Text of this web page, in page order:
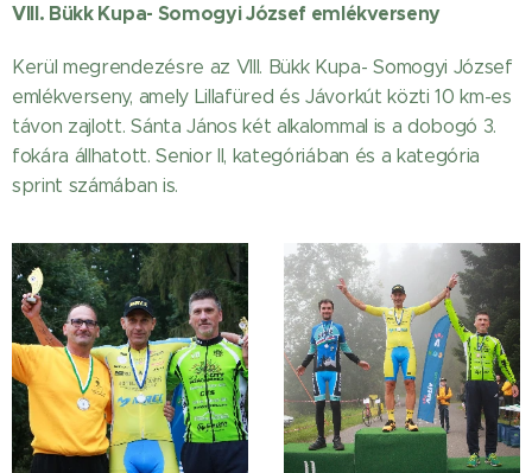
VIII. Bükk Kupa- Somogyi József emlékverseny
Kerül megrendezésre az VIII. Bükk Kupa- Somogyi József
emlékverseny, amely Lillafüred és Jávorkút közti 10 km-es
távon zajlott. Sánta János két alkalommal is a dobogó 3.
fokára állhatott. Senior II, kategóriában és a kategória
sprint számában is.